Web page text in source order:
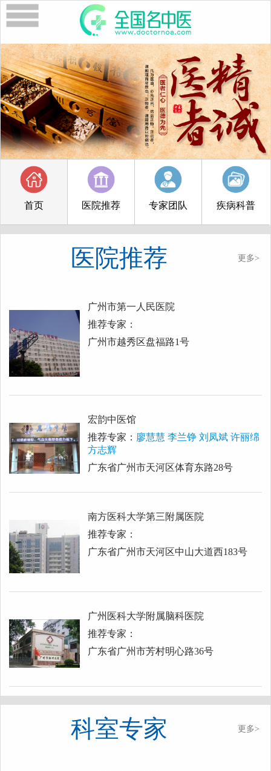
首页 医院推荐 专家团队 疾病科普
医院推荐 更多>
广州市第一人民医院
推荐专家：
广州市越秀区盘福路1号
宏韵中医馆
推荐专家： 廖慧慧 李兰铮 刘凤斌 许丽绵
方志辉
广东省广州市天河区体育东路28号
南方医科大学第三附属医院
推荐专家：
广东省广州市天河区中山大道西183号
广州医科大学附属脑科医院
推荐专家：
广东省广州市芳村明心路36号
科室专家 更多>